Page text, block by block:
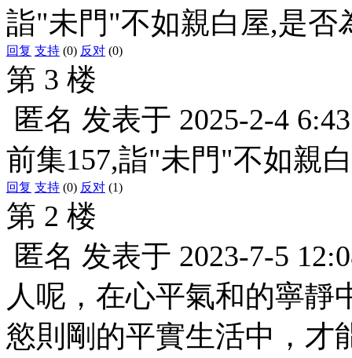
詣"未門"不如親白屋,是否
回复 支持 (0) 反对 (0)
第 3 楼
匿名 发表于 2025-2-4
前集157,詣"未門"不如親
回复 支持 (0) 反对 (1)
第 2 楼
匿名 发表于 2023-7-5
人呢，在心平氣和的寧靜
慾則剛的平實生活中，才